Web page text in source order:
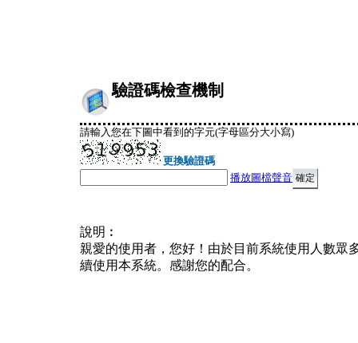
驗證碼檢查機制
請輸入您在下圖中看到的字元(字母區分大小寫)
更換驗證碼
播放圖檔聲音
說明︰
親愛的使用者，您好！由於目前系統使用人數眾
續使用本系統。感謝您的配合。